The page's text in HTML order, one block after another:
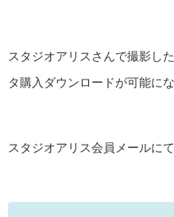
スタジオアリスさんで撮影し
タ購入ダウンロードが可能にな
スタジオアリス会員メールにて